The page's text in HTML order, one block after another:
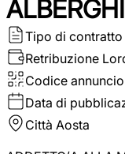
Tipo di contratto
Retribuzione
Codice annuncio
Data di
Città Aosta